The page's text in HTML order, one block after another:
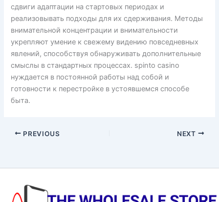
сдвиги адаптации на стартовых периодах и
реализовывать подходы для их сдерживания. Методы
внимательной концентрации и внимательности
укрепляют умение к свежему видению повседневных
явлений, способствуя обнаруживать дополнительные
смыслы в стандартных процессах. spinto casino
нуждается в постоянной работы над собой и
готовности к перестройке в устоявшемся способе
быта.
PREVIOUS NEXT